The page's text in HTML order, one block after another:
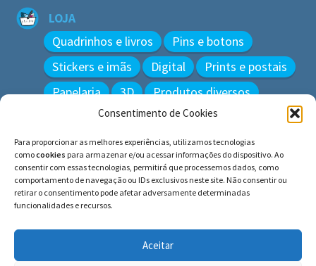
Consentimento de Cookies
Para proporcionar as melhores experiências, utilizamos tecnologias
comocookies para armazenar e/ou acessar informações do dispositivo. Ao
consentir com essas tecnologias, permitirá que processemos dados, como
comportamento de navegação ou IDs exclusivos neste site. Não consentir ou
retirar o consentimento pode afetar adversamente determinadas
funcionalidades e recursos.
Aceitar
LOJA
Quadrinhos e livros
Pins e botons
Stickers e imãs
Digital
Prints e postais
Papelaria
3D Produtos diversos
Pesquisar
por:
© BLUE e os gatos ∙ todos os direitos reservados.
Histórias inspiradas em gatos reais. Adote e cuide dos
gatos!